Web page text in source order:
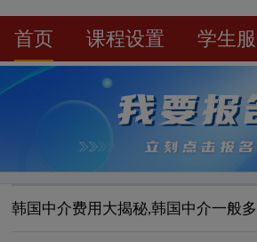
首页 课程设置 学生
韩国中介费用大揭秘,韩国中介一般